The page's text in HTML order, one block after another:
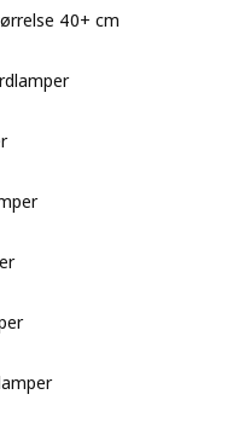
40+ cm